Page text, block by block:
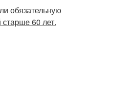
обязательную
60 лет.